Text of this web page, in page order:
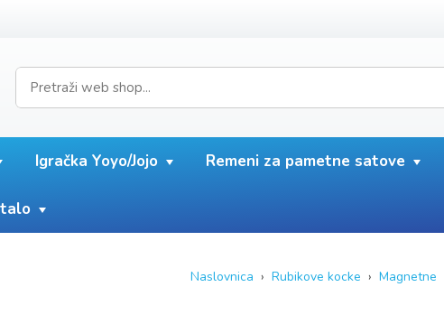
Igračka Yoyo/Jojo Remeni za pametne satove
Naslovnica › Rubikove kocke › Magnetne